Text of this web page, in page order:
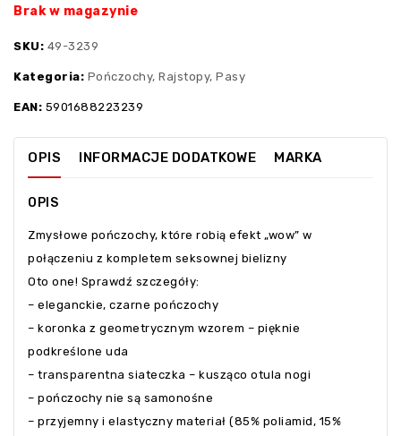
Brak w magazynie
SKU: 49-3239
Kategoria: Pończochy, Rajstopy, Pasy
EAN: 5901688223239
OPIS INFORMACJE DODATKOWE MARKA
OPIS
Zmysłowe pończochy, które robią efekt „wow” w
połączeniu z kompletem seksownej bielizny
Oto one! Sprawdź szczegóły:
– eleganckie, czarne pończochy
– koronka z geometrycznym wzorem – pięknie
podkreślone uda
– transparentna siateczka – kusząco otula nogi
– pończochy nie są samonośne
– przyjemny i elastyczny materiał (85% poliamid, 15%